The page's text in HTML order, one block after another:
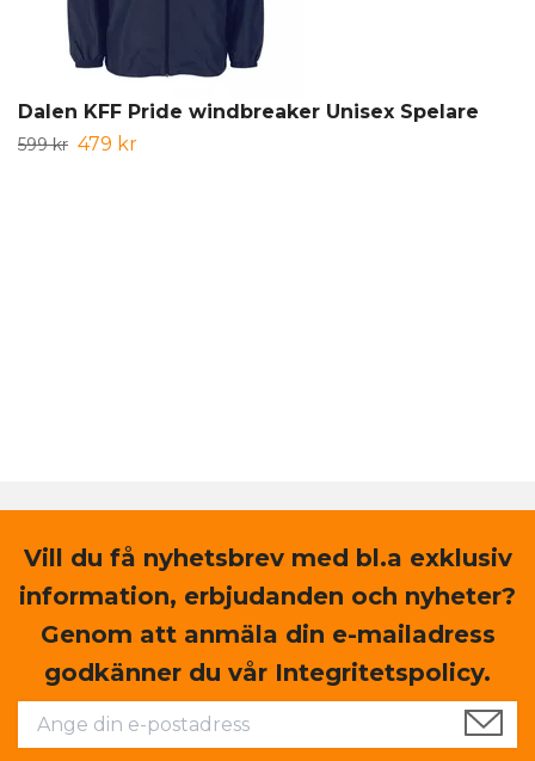
Dalen KFF Pride windbreaker Unisex Spelare
599 kr 479 kr
Vill du få nyhetsbrev med bl.a exklusiv
information, erbjudanden och nyheter?
Genom att anmäla din e-mailadress
godkänner du vår Integritetspolicy.